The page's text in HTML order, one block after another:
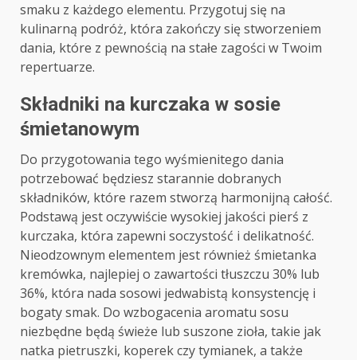
smaku z każdego elementu. Przygotuj się na
kulinarną podróż, która zakończy się stworzeniem
dania, które z pewnością na stałe zagości w Twoim
repertuarze.
Składniki na kurczaka w sosie
śmietanowym
Do przygotowania tego wyśmienitego dania
potrzebować będziesz starannie dobranych
składników, które razem stworzą harmonijną całość.
Podstawą jest oczywiście wysokiej jakości pierś z
kurczaka, która zapewni soczystość i delikatność.
Nieodzownym elementem jest również śmietanka
kremówka, najlepiej o zawartości tłuszczu 30% lub
36%, która nada sosowi jedwabistą konsystencję i
bogaty smak. Do wzbogacenia aromatu sosu
niezbędne będą świeże lub suszone zioła, takie jak
natka pietruszki, koperek czy tymianek, a także